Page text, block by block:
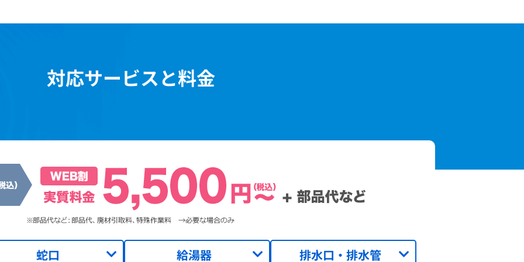
対応サービスと料金
蛇口 給湯器 排水口・排水管